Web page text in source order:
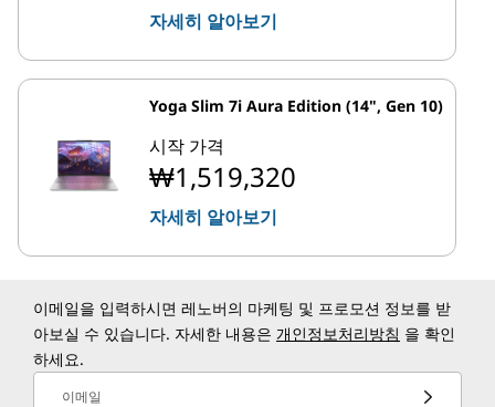
자세히 알아보기
Yoga Slim 7i Aura Edition (14", Gen 10)
시작 가격
₩1,519,320
자세히 알아보기
이메일을 입력하시면 레노버의 마케팅 및 프로모션 정보를 받
아보실 수 있습니다. 자세한 내용은 개인정보처리방침 을 확인
하세요.
이메일